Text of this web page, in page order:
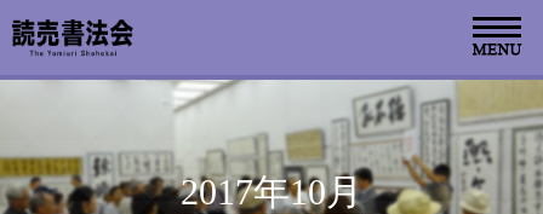
2017年10月
お知らせ